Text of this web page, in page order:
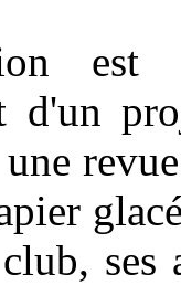
est
d'un
ses